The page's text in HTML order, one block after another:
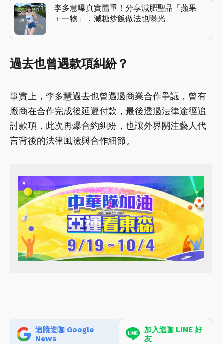
李多慧曝真實體重！分享減肥聖品「蘋果
＋一物」，減糖炒飯做法也曝光
過去也曾遇款項糾紛？
事實上，李多慧過去也曾遇過商業合作爭議，曾有
廠商在合作完成後延遲付款，最後透過法律途徑追
討款項，此次再爆合約糾紛，也讓外界關注藝人代
言背後的法律風險與合作細節。
追蹤造咖 Google
News
加入造咖 LINE 好
友